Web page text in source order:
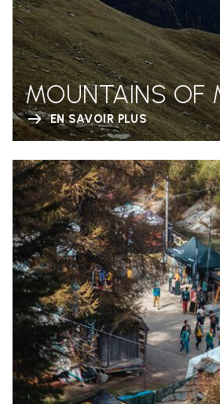
MOUNTAINS OF
EN SAVOIR PLUS